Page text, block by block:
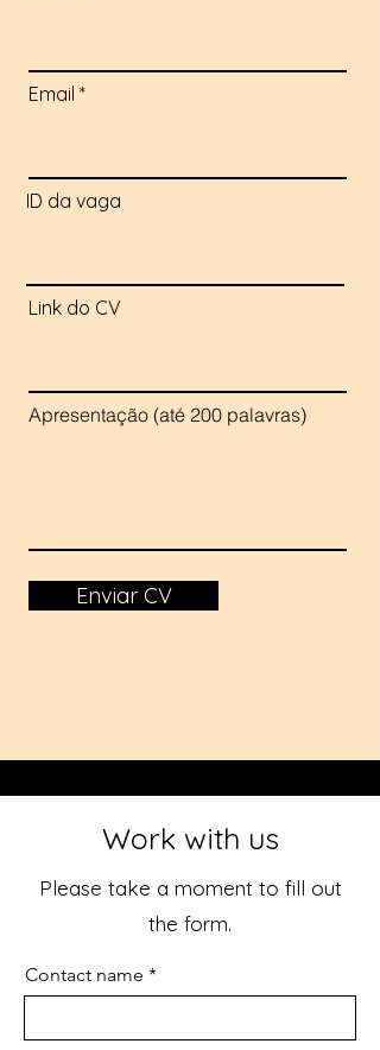
Email
ID da vaga
Link do CV
Apresentação (até 200 palavras)
Enviar CV
Work with us
Please take a moment to fill out
the form.
Contact name